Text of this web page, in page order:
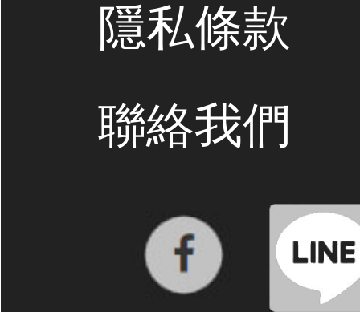
隱私條款
聯絡我們